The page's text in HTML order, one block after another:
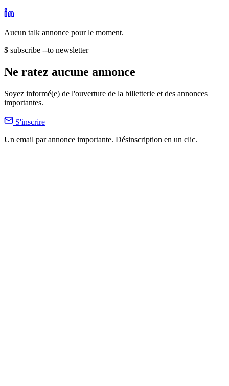
Aucun talk annonce pour le moment.
$ subscribe --to newsletter
Ne ratez aucune annonce
Soyez informé(e) de l'ouverture de la billetterie et des annonces
importantes.
S'inscrire
Un email par annonce importante. Désinscription en un clic.